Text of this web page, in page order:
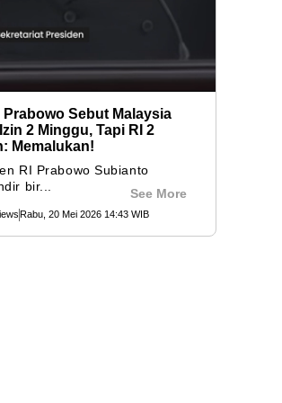
Prabowo Sebut Malaysia
2 Minggu, Tapi RI 2
Memalukan!
RI Prabowo Subianto
bir...
See More
Rabu, 20 Mei 2026 14:43 WIB